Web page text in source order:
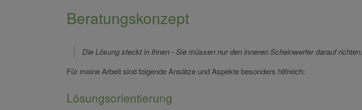
Beratungskonzept
Die Lösung steckt in Ihnen -Sie müssen nur den inneren Scheinwerfer darauf richten.
Für meine Arbeit sind folgende Ansätze und Aspekte besonders hilfreich:
Lösungsorientierung